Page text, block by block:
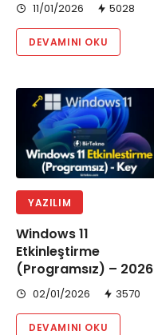
11/01/2026 5028
DEVAMINI OKU
YAZILIM
Windows 11
Etkinleştirme
(Programsız) – 2026
02/01/2026 3570
DEVAMINI OKU